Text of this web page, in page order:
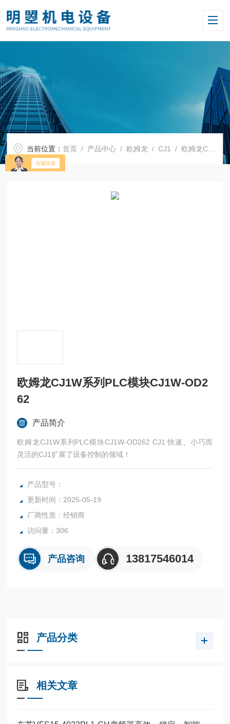
当前位置：首页 / 产品中心 / 欧姆龙 /CJ1 / 欧姆龙CJ1W系列PLC模块CJ1W-OD262
欧姆龙CJ1W系列PLC模块CJ1W-OD2
62
产品简介
欧姆龙CJ1W系列PLC模块CJ1W-OD262 CJ1 快速、小巧而
灵活的CJ1扩展了设备控制的领域！
产品型号：
更新时间：2025-05-19
厂商性质：经销商
访问量：306
产品咨询 13817546014
产品分类
相关文章